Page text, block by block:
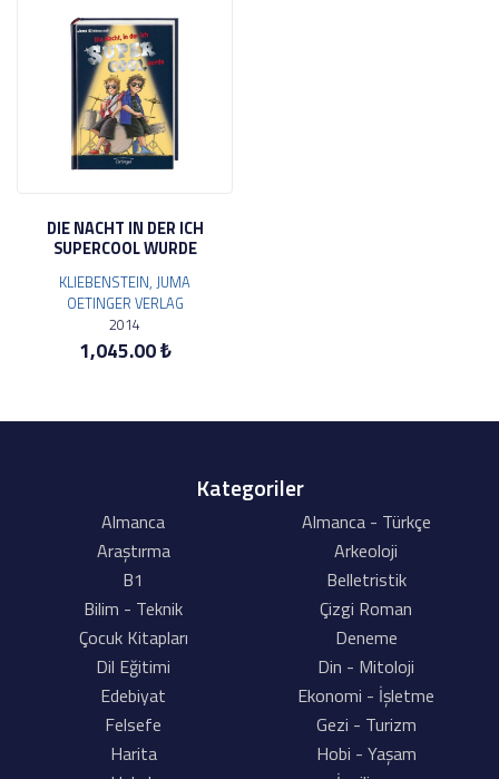
DIE NACHT IN DER ICH
SUPERCOOL WURDE
KLIEBENSTEIN, JUMA
OETINGER VERLAG
2014
1,045.00 ₺
Kategoriler
Almanca
Almanca - Türkçe
Araştırma
Arkeoloji
B1
Belletristik
Bilim - Teknik
Çizgi Roman
Çocuk Kitapları
Deneme
Dil Eğitimi
Din - Mitoloji
Edebiyat
Ekonomi - İşletme
Felsefe
Gezi - Turizm
Harita
Hobi - Yaşam